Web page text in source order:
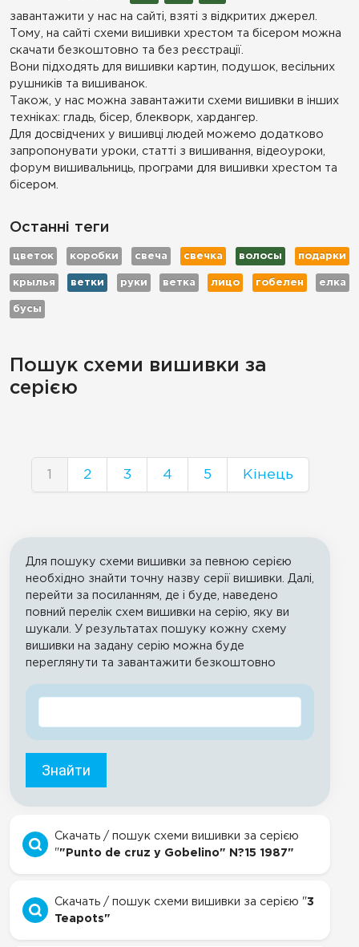
завантажити у нас на сайті, взяті з відкритих джерел.
Тому, на сайті схеми вишивки хрестом та бісером можна
скачати безкоштовно та без реєстрації.
Вони підходять для вишивки картин, подушок, весільних
рушників та вишиванок.
Також, у нас можна завантажити схеми вишивки в інших
техніках: гладь, бісер, блекворк, хардангер.
Для досвідчених у вишивці людей можемо додатково
запропонувати уроки, статті з вишивання, відеоуроки,
форум вишивальниць, програми для вишивки хрестом та
бісером.
Останні теги
цветок коробки свеча свечка волосы подарки
крылья ветки руки ветка лицо гобелен елка
бусы
Пошук схеми вишивки за
серією
1 2 3 4 5 Кінець
Для пошуку схеми вишивки за певною серією
необхідно знайти точну назву серії вишивки. Далі,
перейти за посиланням, де і буде, наведено
повний перелік схем вишивки на серію, яку ви
шукали. У результатах пошуку кожну схему
вишивки на задану серію можна буде
переглянути та завантажити безкоштовно
Знайти
Скачать / пошук схеми вишивки за серією
""Punto de cruz y Gobelino" N?15 1987"
Скачать / пошук схеми вишивки за серією "3
Teapots"